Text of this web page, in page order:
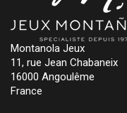
Montanola Jeux
11, rue Jean Chabaneix
16000 Angoulême
France